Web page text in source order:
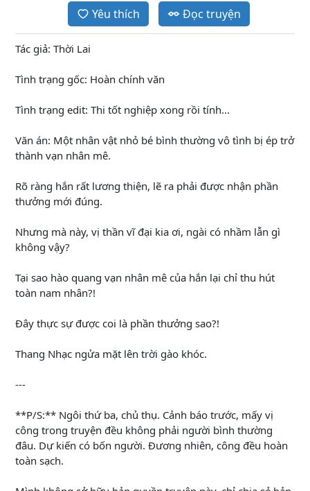
Yêu thích Đọc truyện
Tác giả: Thời Lai
Tình trạng gốc: Hoàn chính văn
Tình trạng edit: Thi tốt nghiệp xong rồi tính...
Văn án: Một nhân vật nhỏ bé bình thường vô tình bị ép trở
thành vạn nhân mê.
Rõ ràng hắn rất lương thiện, lẽ ra phải được nhận phần
thưởng mới đúng.
Nhưng mà này, vị thần vĩ đại kia ơi, ngài có nhầm lẫn gì
không vậy?
Tại sao hào quang vạn nhân mê của hắn lại chỉ thu hút
toàn nam nhân?!
Đây thực sự được coi là phần thưởng sao?!
Thang Nhạc ngửa mặt lên trời gào khóc.
---
**P/S:** Ngôi thứ ba, chủ thụ. Cảnh báo trước, mấy vị
công trong truyện đều không phải người bình thường
đâu. Dự kiến có bốn người. Đương nhiên, công đều hoàn
toàn sạch.